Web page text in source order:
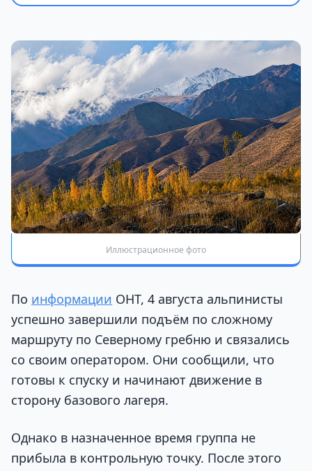
Иллюстрационное фото
По информации ОНТ, 4 августа альпинисты
успешно завершили подъём по сложному
маршруту по Северному гребню и связались
со своим оператором. Они сообщили, что
готовы к спуску и начинают движение в
сторону базового лагеря.
Однако в назначенное время группа не
прибыла в контрольную точку. После этого